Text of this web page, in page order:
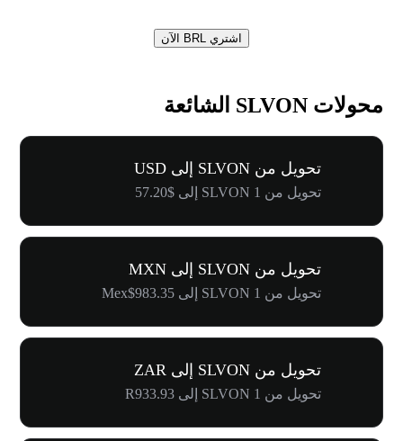
اشتري BRL الآن
محولات SLVON الشائعة
تحويل من SLVON إلى USD
تحويل من 1 SLVON إلى $57.20
تحويل من SLVON إلى MXN
تحويل من 1 SLVON إلى Mex$983.35
تحويل من SLVON إلى ZAR
تحويل من 1 SLVON إلى R933.93